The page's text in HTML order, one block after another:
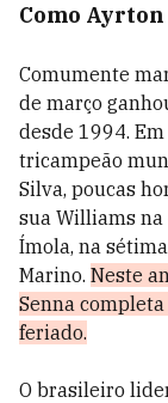
Como
Comumente
de março
desde 1994.
tricampeão
Silva, poucas
sua Williams
Ímola, na
Marino. Neste
Senna
feriado.
O brasileiro